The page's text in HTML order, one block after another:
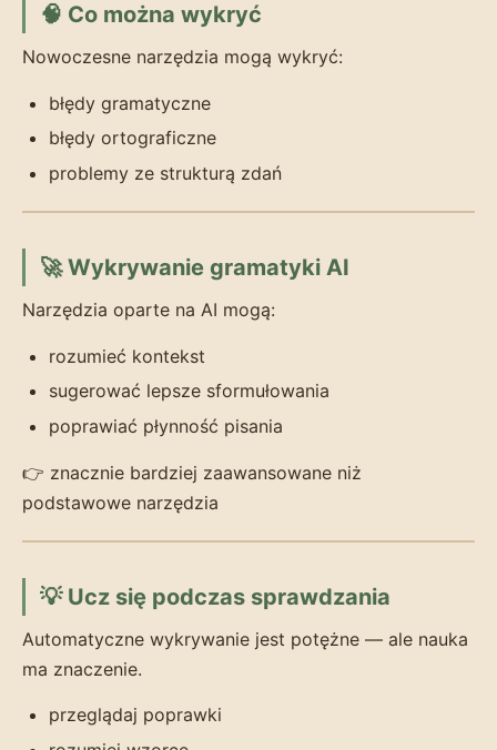
🧠 Co można wykryć
Nowoczesne narzędzia mogą wykryć:
błędy gramatyczne
błędy ortograficzne
problemy ze strukturą zdań
🚀 Wykrywanie gramatyki AI
Narzędzia oparte na AI mogą:
rozumieć kontekst
sugerować lepsze sformułowania
poprawiać płynność pisania
👉 znacznie bardziej zaawansowane niż
podstawowe narzędzia
💡 Ucz się podczas sprawdzania
Automatyczne wykrywanie jest potężne — ale nauka
ma znaczenie.
przeglądaj poprawki